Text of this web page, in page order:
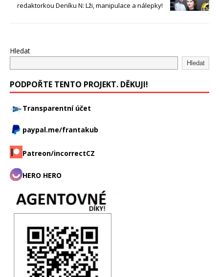
redaktorkou Deníku N: Lži, manipulace a nálepky!
Hledat
Hledat
PODPOŘTE TENTO PROJEKT. DĚKUJI!
Transparentní účet
paypal.me/frantakub
Patreon/incorrectCZ
HERO HERO